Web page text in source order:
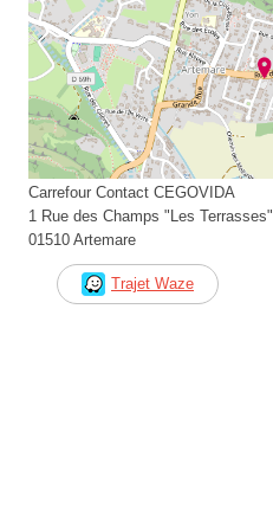
Carrefour Contact CEGOVIDA
1 Rue des Champs "Les Terrasses"
01510 Artemare
Trajet Waze